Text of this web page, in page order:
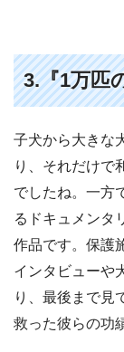
3.『1万匹
子犬から大きな
り、それだけで
でしたね。一方
るドキュメンタ
作品です。保護
インタビューや
り、最後まで見
救った彼らの功